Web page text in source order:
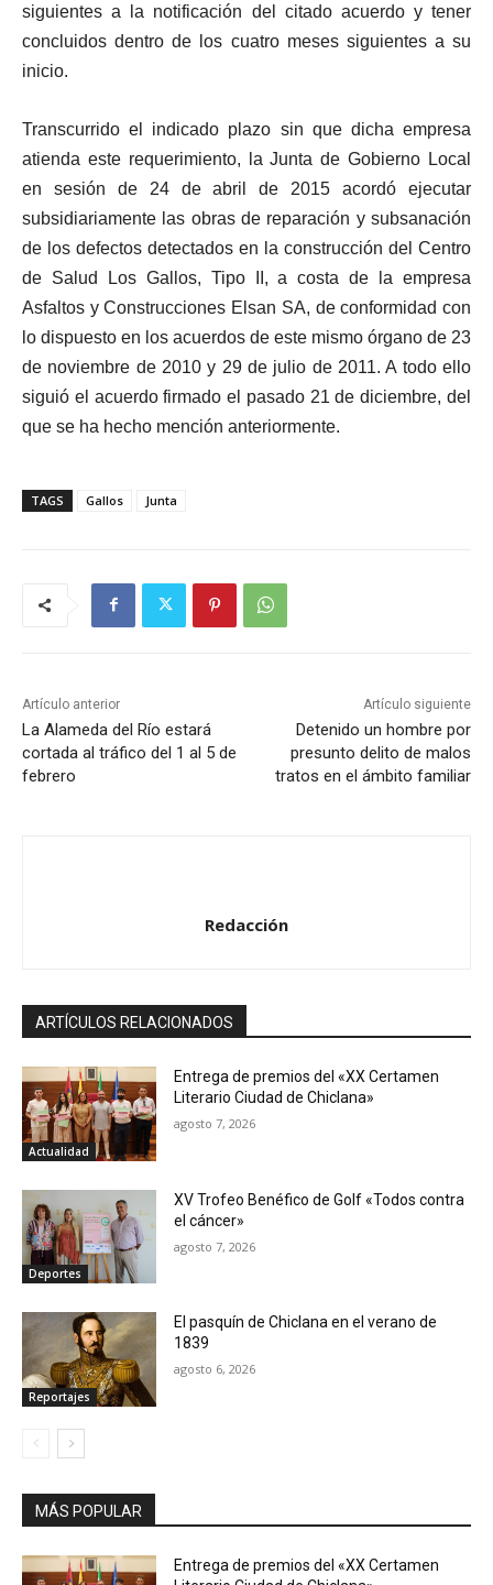
siguientes a la notificación del citado acuerdo y tener
concluidos dentro de los cuatro meses siguientes a su
inicio.
Transcurrido el indicado plazo sin que dicha empresa
atienda este requerimiento, la Junta de Gobierno Local
en sesión de 24 de abril de 2015 acordó ejecutar
subsidiariamente las obras de reparación y subsanación
de los defectos detectados en la construcción del Centro
de Salud Los Gallos, Tipo II, a costa de la empresa
Asfaltos y Construcciones Elsan SA, de conformidad con
lo dispuesto en los acuerdos de este mismo órgano de 23
de noviembre de 2010 y 29 de julio de 2011. A todo ello
siguió el acuerdo firmado el pasado 21 de diciembre, del
que se ha hecho mención anteriormente.
TAGS Gallos Junta
Artículo anterior
La Alameda del Río estará
cortada al tráfico del 1 al 5 de
febrero
Artículo siguiente
Detenido un hombre por
presunto delito de malos
tratos en el ámbito familiar
Redacción
ARTÍCULOS RELACIONADOS
Actualidad
Entrega de premios del «XX Certamen
Literario Ciudad de Chiclana»
agosto 7, 2026
Deportes
XV Trofeo Benéfico de Golf «Todos contra
el cáncer»
agosto 7, 2026
Reportajes
El pasquín de Chiclana en el verano de
1839
agosto 6, 2026
MÁS POPULAR
Entrega de premios del «XX Certamen